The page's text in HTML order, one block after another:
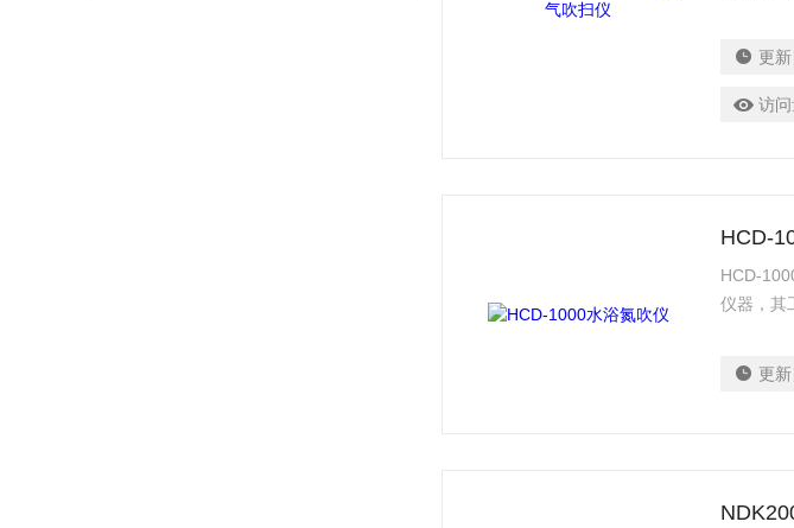
更新
访
HCD-
HCD-
仪器，其
更新